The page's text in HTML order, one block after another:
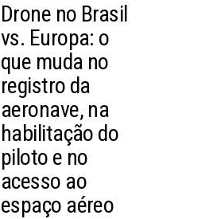
Drone no Brasil
vs. Europa: o
que muda no
registro da
aeronave, na
habilitação do
piloto e no
acesso ao
espaço aéreo